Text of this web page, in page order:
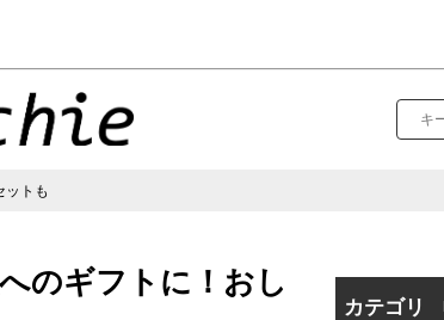
ットも
のギフトに！おし
カテゴリ